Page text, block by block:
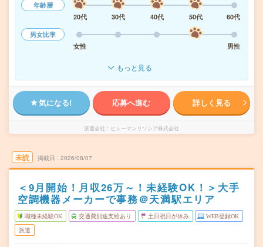
年齢層
20代
30代 40代 50代
60代
男女比率
女性
男性
もっと見る
気になる! 応募へ進む 詳しく見る
派遣会社 ヒューマンリソシア株式会社
未読 掲載日 2026/08/07
＜9月開始！月収26万～！未経験OK！＞大手
空調機器メーカーで事務＠天満駅エリア
職種未経験OK 交通費別途支給あり 土日祝日が休み WEB登録OK
派遣